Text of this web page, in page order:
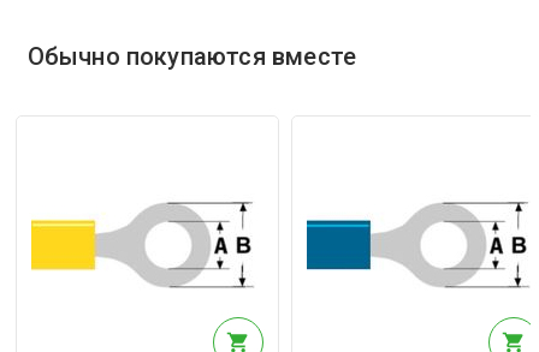
Обычно покупаются вместе